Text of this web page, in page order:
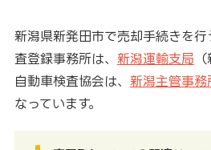
新潟県新発田市で売却手続きを
査登録事務所は、 新潟運輸支局
自動車検査協会は、 新潟主管事務
なっています。